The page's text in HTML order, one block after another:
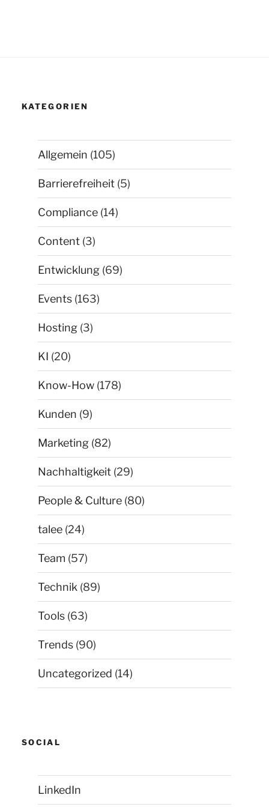
KATEGORIEN
Allgemein (105)
Barrierefreiheit (5)
Compliance (14)
Content (3)
Entwicklung (69)
Events (163)
Hosting (3)
KI (20)
Know-How (178)
Kunden (9)
Marketing (82)
Nachhaltigkeit (29)
People & Culture (80)
talee (24)
Team (57)
Technik (89)
Tools (63)
Trends (90)
Uncategorized (14)
SOCIAL
LinkedIn